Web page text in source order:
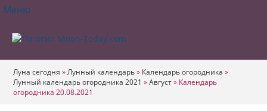
Меню
Луна сегодня »Лунный календарь» Календарь огородника »
Лунный календарь огородника 2021 »Август» Календарь
огородника 20.08.2021